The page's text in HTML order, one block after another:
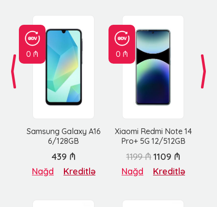
0 ₼
Samsung Galaxy A16
6/128GB
0 ₼
Xiaomi Redmi Note 14
Pro+ 5G 12/512GB
439 ₼
Nağd Kreditlə
1199 ₼ 1109 ₼
Nağd Kreditlə